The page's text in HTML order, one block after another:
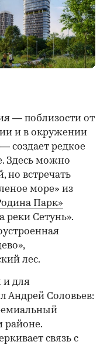
— поблизости от
и в окружении
создает редкое
Здесь можно
но встречать
море» из
Парк»
реки Сетунь».
лес.
и для
Андрей Соловьев:
районе.
связь с